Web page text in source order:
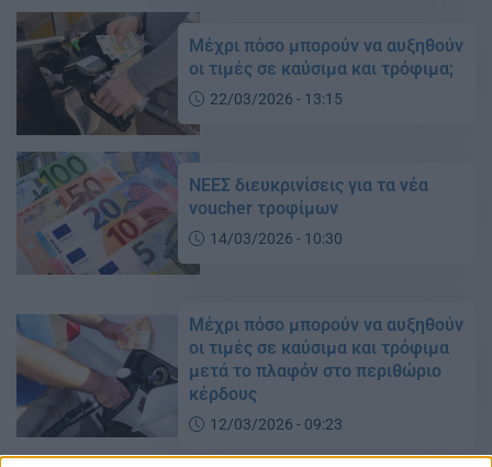
Μέχρι πόσο μπορούν να αυξηθούν
οι τιμές σε καύσιμα και τρόφιμα;
22/03/2026 - 13:15
ΝΕΕΣ διευκρινίσεις για τα νέα
voucher τροφίμων
14/03/2026 - 10:30
Μέχρι πόσο μπορούν να αυξηθούν
οι τιμές σε καύσιμα και τρόφιμα
μετά το πλαφόν στο περιθώριο
κέρδους
12/03/2026 - 09:23